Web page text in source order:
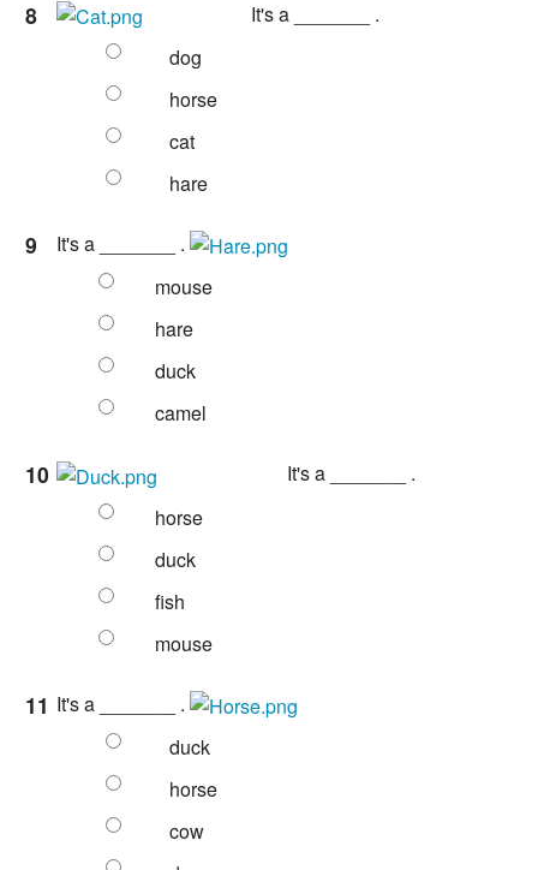
8
It's a _______ .
dog
horse
cat
hare
9
It's a _______ .
mouse
hare
duck
camel
10
It's a _______ .
horse
duck
fish
mouse
11 It's a _______ .
duck
horse
cow